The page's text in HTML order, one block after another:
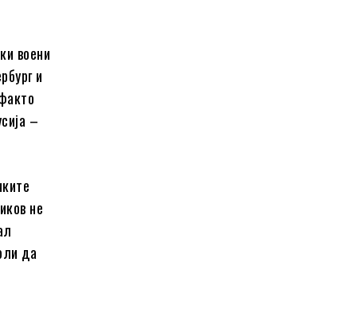
воени
и
–
не
да